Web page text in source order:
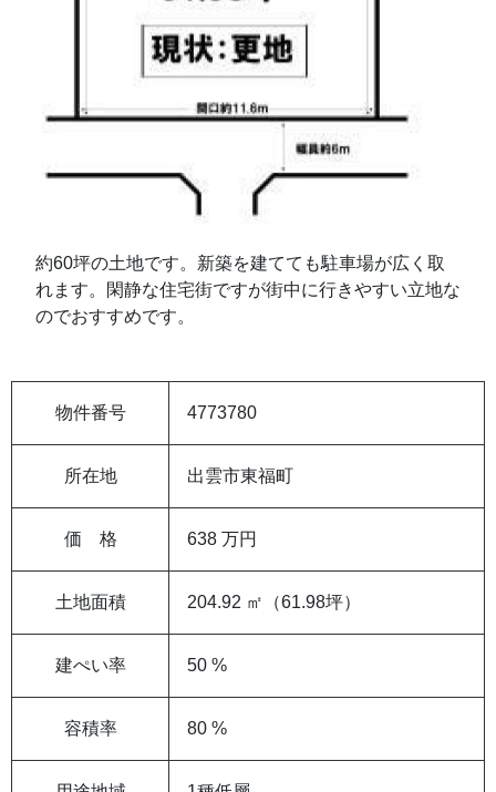
約60坪の土地です。新築を建てても駐車場が広く取
れます。閑静な住宅街ですが街中に行きやすい立地な
のでおすすめです。
物件番号 4773780
所在地 出雲市東福町
価 格 638 万円
土地面積 204.92 ㎡（61.98坪）
建ぺい率 50 %
容積率 80 %